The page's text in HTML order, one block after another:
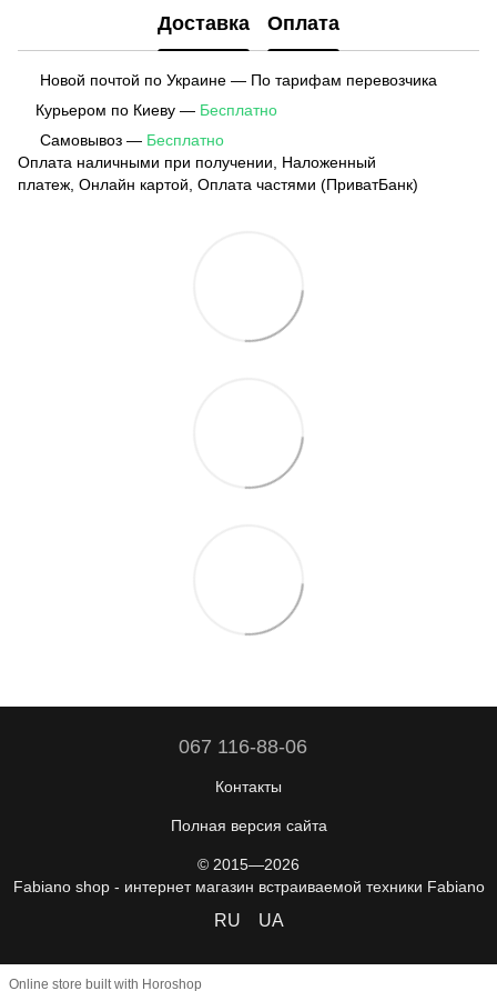
Доставка Оплата
Новой почтой по Украине — По тарифам перевозчика
Курьером по Киеву — Бесплатно
Самовывоз — Бесплатно
Оплата наличными при получении, Наложенный
платеж, Онлайн картой, Оплата частями (ПриватБанк)
067 116-88-06
Контакты
Полная версия сайта
© 2015—2026
Fabiano shop - интернет магазин встраиваемой техники Fabiano
RU UA
Online store built with Horoshop